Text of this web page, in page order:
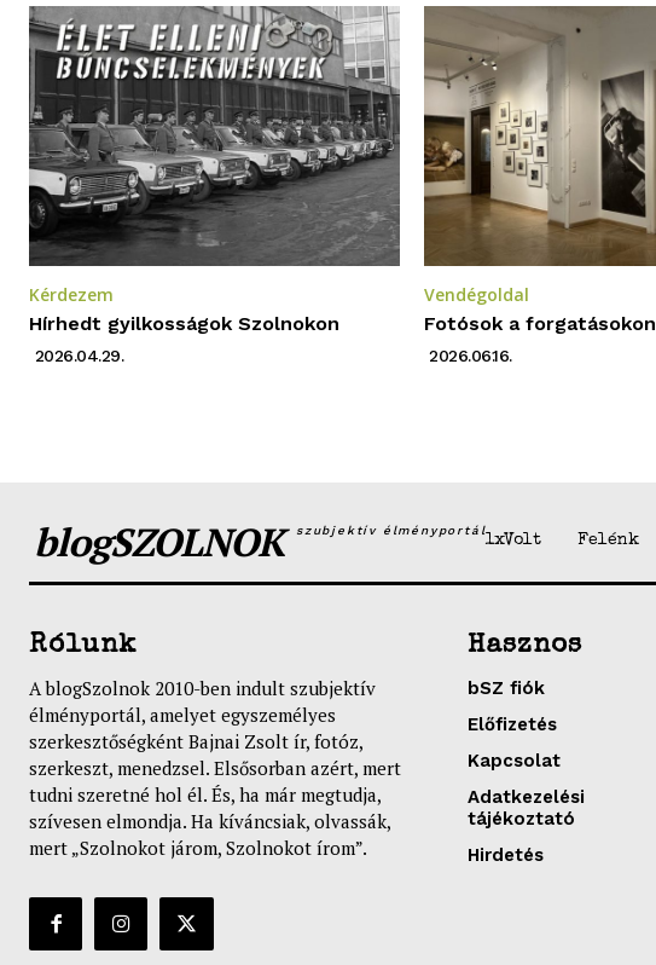
Kérdezem
Hírhedt gyilkosságok Szolnokon
2026.04.29.
Vendégoldal
Fotósok a forgatásokon
2026.06.16.
blogSZOLNOK szubjektív élményportál
1xVolt Felénk
Rólunk
A blogSzolnok 2010-ben indult szubjektív
élményportál, amelyet egyszemélyes
szerkesztőségként Bajnai Zsolt ír, fotóz,
szerkeszt, menedzsel. Elsősorban azért, mert
tudni szeretné hol él. És, ha már megtudja,
szívesen elmondja. Ha kíváncsiak, olvassák,
mert „Szolnokot járom, Szolnokot írom”.
Hasznos
bSZ fiók
Előfizetés
Kapcsolat
Adatkezelési
tájékoztató
Hirdetés